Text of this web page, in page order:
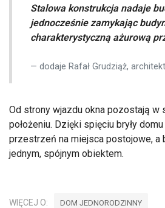
Stalowa konstrukcja nadaje
jednocześnie zamykając
charakterystyczną ażurową
dodaje Rafał Grudziąż,
Od strony wjazdu okna pozostają w
położeniu. Dzięki spięciu bryły
przestrzeń na miejsca postojowe, a
jednym, spójnym obiektem.
WIĘCEJ O: DOM JEDNORODZINNY